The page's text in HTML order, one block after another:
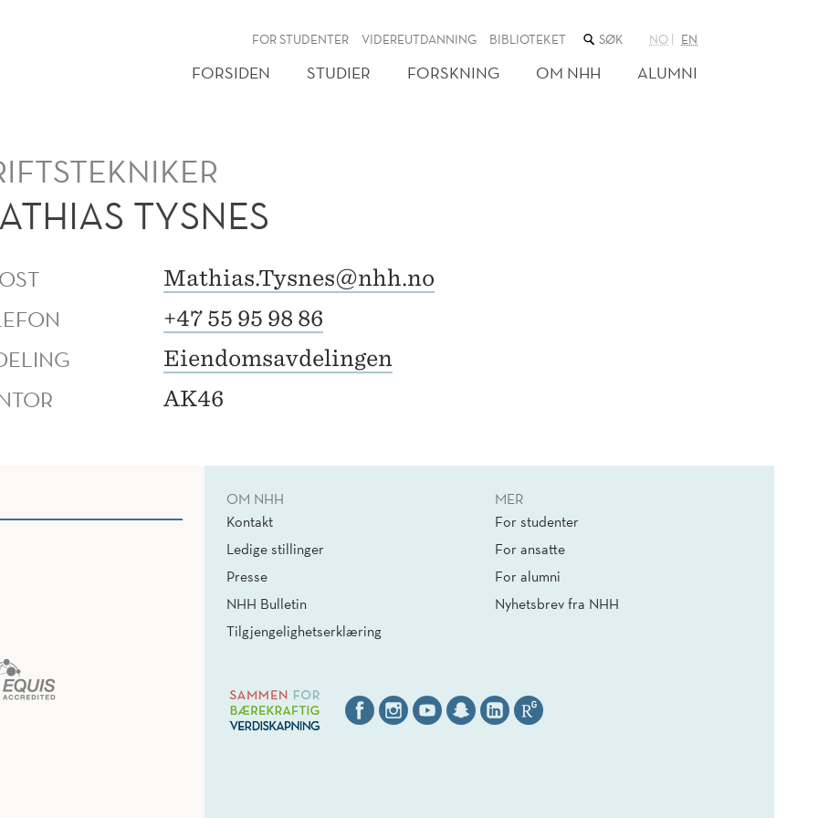
FOR STUDENTER VIDEREUTDANNING BIBLIOTEKET SØK
NETTSTEDET
NO EN
FORSIDEN STUDIER FORSKNING OM NHH ALUMNI
TYSNES
Mathias.Tysnes@nhh.no
+47 55 95 98 86
Eiendomsavdelingen
AK46
OM NHH
Kontakt
Ledige stillinger
Presse
NHH Bulletin
Tilgjengelighetserklæring
MER
For studenter
For ansatte
For alumni
Nyhetsbrev fra NHH